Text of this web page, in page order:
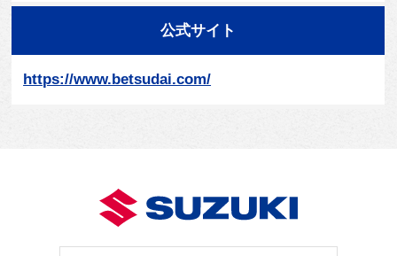
公式サイト
https://www.betsudai.com/